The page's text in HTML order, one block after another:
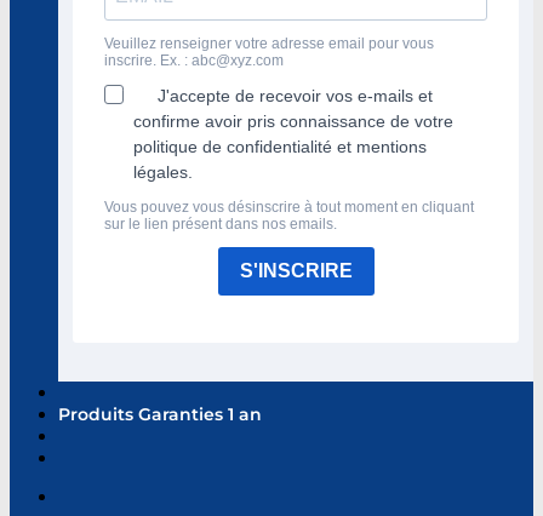
Veuillez renseigner votre adresse email pour vous
inscrire. Ex. : abc@xyz.com
J'accepte de recevoir vos e-mails et
confirme avoir pris connaissance de votre
politique de confidentialité et mentions
légales.
Vous pouvez vous désinscrire à tout moment en cliquant
sur le lien présent dans nos emails.
S'INSCRIRE
Produits Garanties 1 an